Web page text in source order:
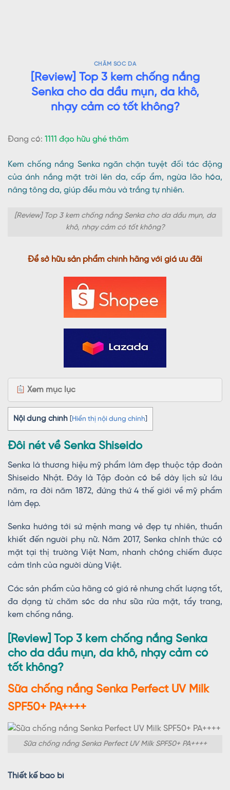
CHĂM SÓC DA
[Review] Top 3 kem chống nắng
Senka cho da dầu mụn, da khô,
nhạy cảm có tốt không?
Đang có: 1111 đạo hữu ghé thăm
Kem chống nắng Senka ngăn chặn tuyệt đối tác động
của ánh nắng mặt trời lên da, cấp ẩm, ngừa lão hóa,
nâng tông da, giúp đều màu và trắng tự nhiên.
[Review] Top 3 kem chống nắng Senka cho da dầu mụn, da
khô, nhạy cảm có tốt không?
Để sở hữu sản phẩm chính hãng với giá ưu đãi
Xem mục lục
Nội dung chính Hiển thị nội dung chính
Đôi nét về Senka Shiseido
Senka là thương hiệu mỹ phẩm làm đẹp thuộc tập đoàn
Shiseido Nhật. Đây là Tập đoàn có bề dày lịch sử lâu
năm, ra đời năm 1872, đứng thứ 4 thế giới về mỹ phẩm
làm đẹp.
Senka hướng tới sứ mệnh mang vẻ đẹp tự nhiên, thuần
khiết đến người phụ nữ. Năm 2017, Senka chính thức có
mặt tại thị trường Việt Nam, nhanh chóng chiếm được
cảm tình của người dùng Việt.
Các sản phẩm của hãng có giá rẻ nhưng chất lượng tốt,
đa dạng từ chăm sóc da như sữa rửa mặt, tẩy trang,
kem chống nắng.
[Review] Top 3 kem chống nắng Senka
cho da dầu mụn, da khô, nhạy cảm có
tốt không?
Sữa chống nắng Senka Perfect UV Milk
SPF50+ PA++++
Sữa chống nắng Senka Perfect UV Milk SPF50+ PA++++
Thiết kế bao bì